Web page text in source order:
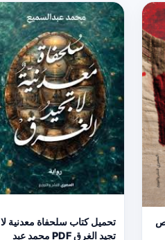
تحميل كتاب سلحفاة معدنية لا
تجيد الغرق PDF محمد عبد